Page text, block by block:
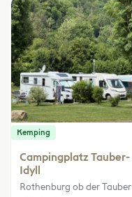
Kemping
Campingplatz Tauber-
Idyll
Rothenburg ob der Tauber